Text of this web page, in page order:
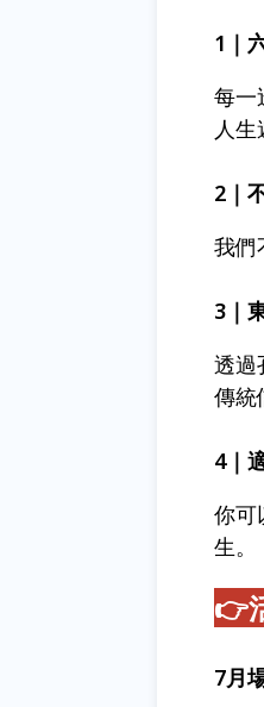
1｜
每一
人生
2｜
我們
3｜
透過
傳統
4｜
你可
生。
👉
7月